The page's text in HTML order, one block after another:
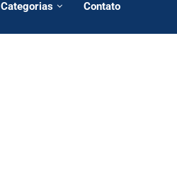
Categorias Contato